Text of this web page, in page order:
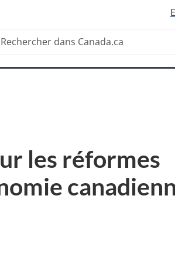
Recherche
les réformes